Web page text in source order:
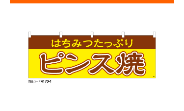
KEYWORD
ご利用ガイド
USER GUIDE
ご利用ガイド トップ